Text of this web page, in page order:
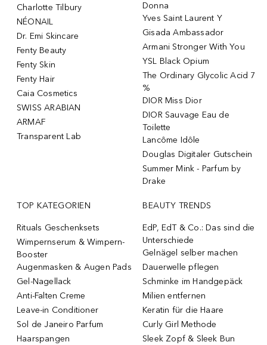
Charlotte Tilbury
NÉONAIL
Dr. Emi Skincare
Fenty Beauty
Fenty Skin
Fenty Hair
Caia Cosmetics
SWISS ARABIAN
ARMAF
Transparent Lab
Donna
Yves Saint Laurent Y
Gisada Ambassador
Armani Stronger With You
YSL Black Opium
The Ordinary Glycolic Acid 7
%
DIOR Miss Dior
DIOR Sauvage Eau de
Toilette
Lancôme Idôle
Douglas Digitaler Gutschein
Summer Mink - Parfum by
Drake
TOP KATEGORIEN
Rituals Geschenksets
Wimpernserum & Wimpern-
Booster
Augenmasken & Augen Pads
Gel-Nagellack
Anti-Falten Creme
Leave-in Conditioner
Sol de Janeiro Parfum
Haarspangen
BEAUTY TRENDS
EdP, EdT & Co.: Das sind die
Unterschiede
Gelnägel selber machen
Dauerwelle pflegen
Schminke im Handgepäck
Milien entfernen
Keratin für die Haare
Curly Girl Methode
Sleek Zopf & Sleek Bun